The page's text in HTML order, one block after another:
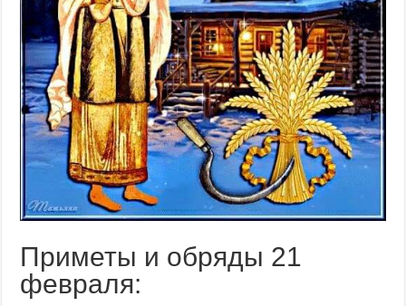
Приметы и обряды 21
февраля: